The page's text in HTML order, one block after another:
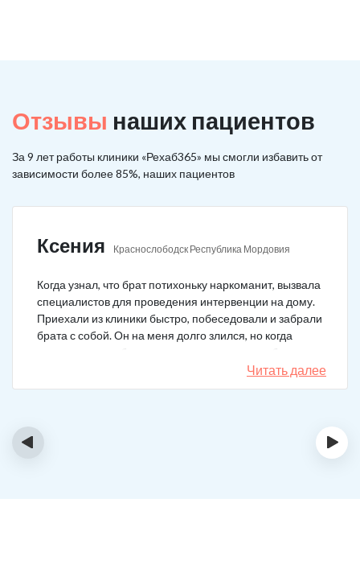
Отзывы наших пациентов
За 9 лет работы клиники «Рехаб365» мы смогли избавить от
зависимости более 85%, наших пациентов
Ксения Краснослободск Республика Мордовия
Когда узнал, что брат потихоньку наркоманит, вызвала
специалистов для проведения интервенции на дому.
Приехали из клиники быстро, побеседовали и забрали
брата с собой. Он на меня долго злился, но когда
понял, что если бы я не пошла на тот шаг, он бы не
выкарабкался. После курса вышел здоровым. Больше
не принимает.
Читать далее
‹ ›